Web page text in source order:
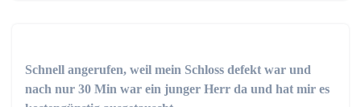
Schnell angerufen, weil mein Schloss defekt war und
nach nur 30 Min war ein junger Herr da und hat mir es